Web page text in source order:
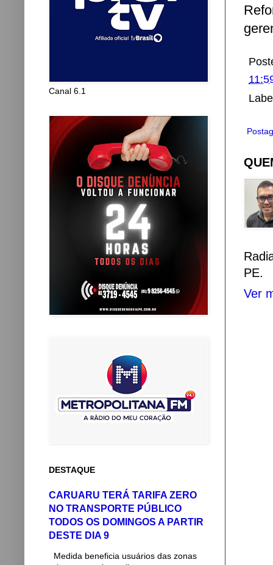
PE.
Ver
Canal 6.1
DESTAQUE
CARUARU TERÁ TARIFA ZERO
NO TRANSPORTE PÚBLICO
TODOS OS DOMINGOS A PARTIR
DESTE DIA 9
Medida beneficia usuários das zonas